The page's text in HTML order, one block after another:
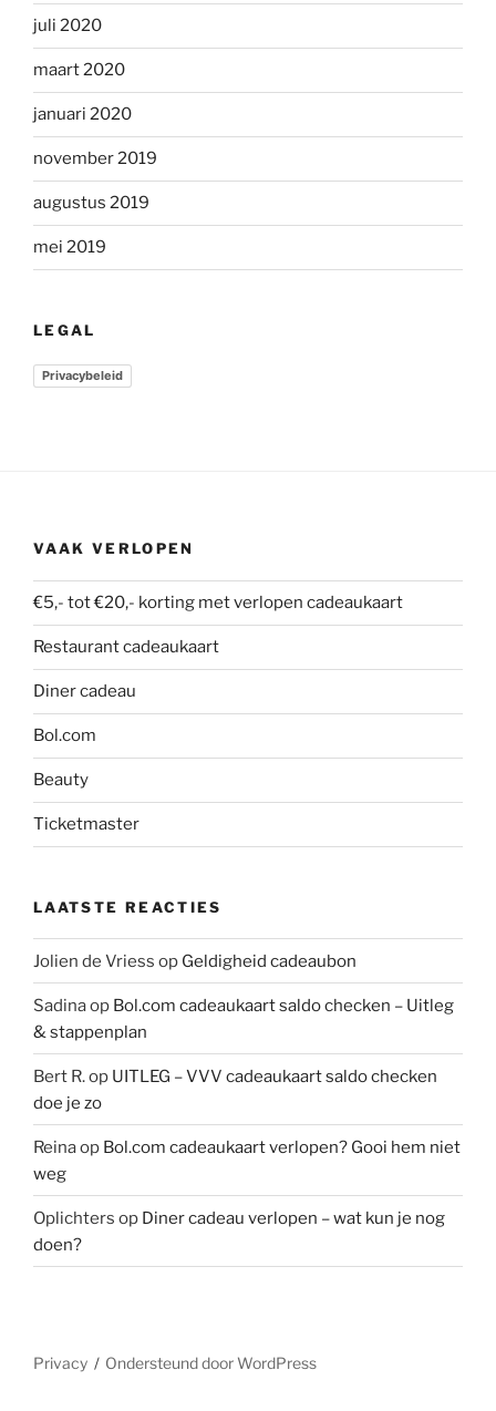
juli 2020
maart 2020
januari 2020
november 2019
augustus 2019
mei 2019
LEGAL
Privacybeleid
VAAK VERLOPEN
€5,- tot €20,- korting met verlopen cadeaukaart
Restaurant cadeaukaart
Diner cadeau
Bol.com
Beauty
Ticketmaster
LAATSTE REACTIES
Jolien de Vriess op Geldigheid cadeaubon
Sadinaop Bol.com cadeaukaart saldo checken – Uitleg
& stappenplan
Bert R.op UITLEG – VVV cadeaukaart saldo checken
doe je zo
Reinaop Bol.com cadeaukaart verlopen? Gooi hem niet
weg
Oplichters op Diner cadeau verlopen – wat kun je nog
doen?
Privacy Ondersteund door WordPress